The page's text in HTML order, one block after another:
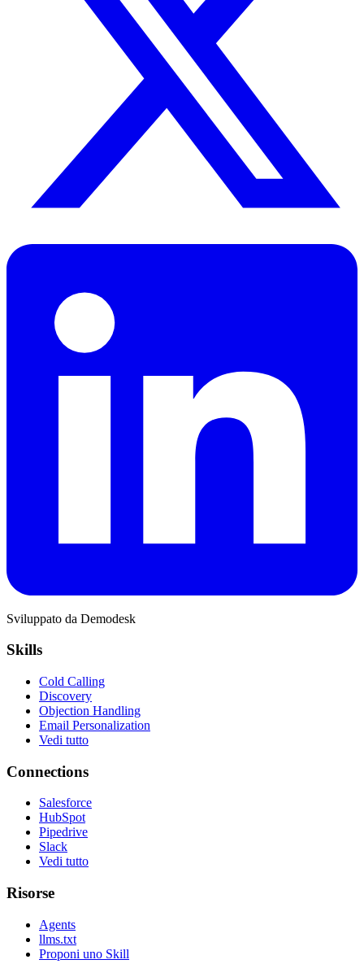
Sviluppato da Demodesk
Skills
Cold Calling
Discovery
Objection Handling
Email Personalization
Vedi tutto
Connections
Salesforce
HubSpot
Pipedrive
Slack
Vedi tutto
Risorse
Agents
llms.txt
Proponi uno Skill